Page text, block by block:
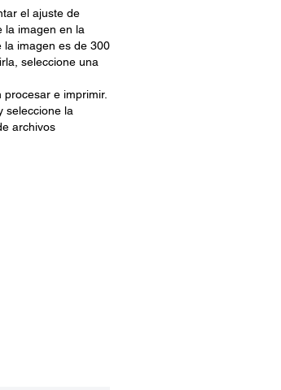
el ajuste de
la imagen en la
la imagen es de 300
seleccione una
e imprimir.
seleccione la
archivos